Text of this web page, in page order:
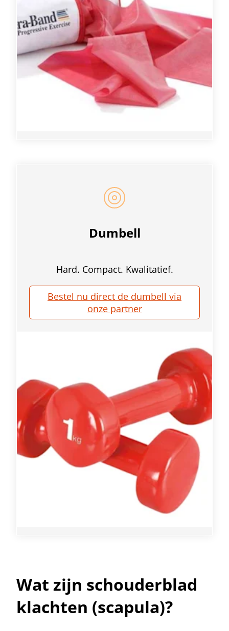
Dumbell
Hard. Compact. Kwalitatief.
Bestel nu direct de dumbell via
onze partner
Wat zijn schouderblad
klachten (scapula)?